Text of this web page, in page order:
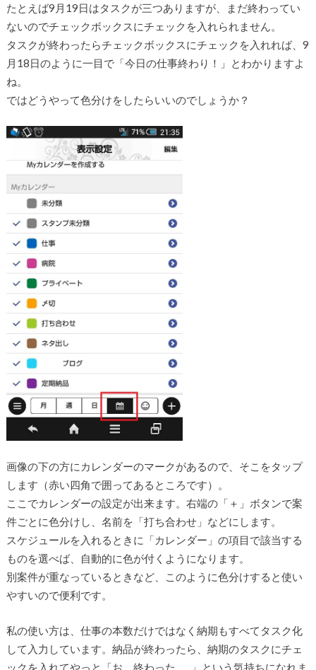
たとえば9月19日はタスクが三つありますが、まだ終わってい
ないのでチェックボックスにチェックを入れられません。
タスクが終わったらチェックボックスにチェックを入れれば、9
月18日のように一目で「今日の仕事終わり！」とわかりますよ
ね。
ではどうやって色分けをしたらいいのでしょうか？
画像の下の方にカレンダーのマークがあるので、そこをタップ
します（赤い四角で囲ってあるところです）。
ここでカレンダーの設定が出来ます。右端の「＋」ボタンで案
件ごとに色分けし、名前を「打ち合わせ」などにします。
スケジュールを入れるときに「カレンダー」の項目で該当する
ものを選べば、自動的に色が付くようになります。
別案件が重なっているときなど、このように色分けすると使い
やすいので便利です。
私の使い方は、仕事の本数だけではなく納期もすべてタスク化
して入力しています。納品が終わったら、納期のタスクにチェ
ックを入れてやっと「お、終わった……」という気持ちになれま